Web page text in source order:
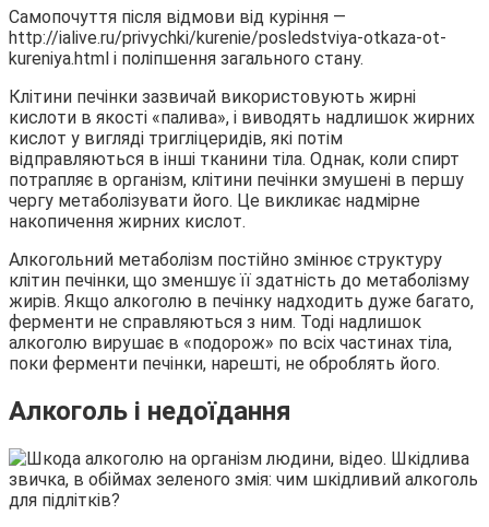
Самопочуття після відмови від куріння —
http://ialive.ru/privychki/kurenie/posledstviya-otkaza-ot-
kureniya.html і поліпшення загального стану.
Клітини печінки зазвичай використовують жирні
кислоти в якості «палива», і виводять надлишок жирних
кислот у вигляді тригліцеридів, які потім
відправляються в інші тканини тіла. Однак, коли спирт
потрапляє в організм, клітини печінки змушені в першу
чергу метаболізувати його. Це викликає надмірне
накопичення жирних кислот.
Алкогольний метаболізм постійно змінює структуру
клітин печінки, що зменшує її здатність до метаболізму
жирів. Якщо алкоголю в печінку надходить дуже багато,
ферменти не справляються з ним. Тоді надлишок
алкоголю вирушає в «подорож» по всіх частинах тіла,
поки ферменти печінки, нарешті, не оброблять його.
Алкоголь і недоїдання